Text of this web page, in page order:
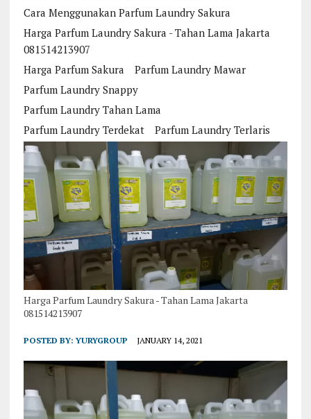
Cara Menggunakan Parfum Laundry Sakura
Harga Parfum Laundry Sakura - Tahan Lama Jakarta
081514213907
Harga Parfum Sakura
Parfum Laundry Mawar
Parfum Laundry Snappy
Parfum Laundry Tahan Lama
Parfum Laundry Terdekat
Parfum Laundry Terlaris
Harga Parfum Laundry Sakura - Tahan Lama Jakarta
081514213907
POSTED BY:YURYGROUP JANUARY 14, 2021